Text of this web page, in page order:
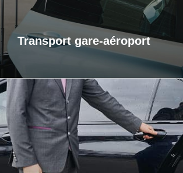
Transport gare-aéroport
Transports inter-région